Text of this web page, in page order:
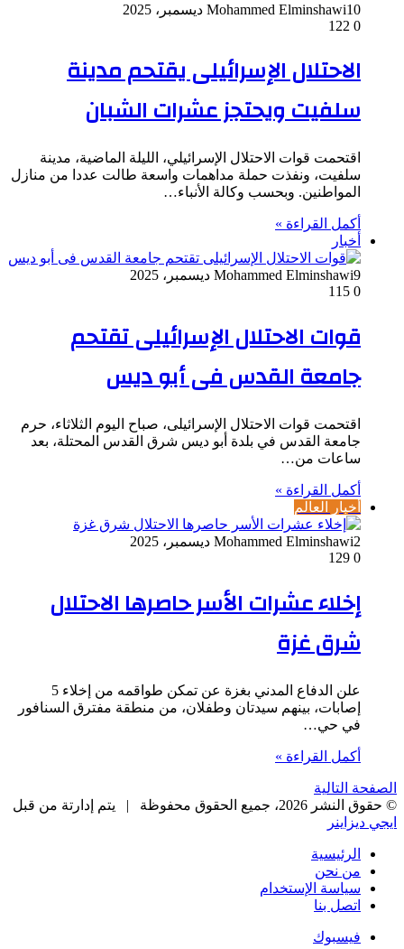
Mohammed Elminshawi10 ديسمبر، 2025
0
الاحتلال الإسرائيلى يقتحم مدينة
سلفيت ويحتجز عشرات الشبان
اقتحمت قوات الاحتلال الإسرائيلي، الليلة الماضية، مدينة
سلفيت، ونفذت حملة مداهمات واسعة طالت عددا من منازل
المواطنين. وبحسب وكالة الأنباء…
أكمل القراءة »
أخبار
Mohammed Elminshawi9 ديسمبر، 2025
0
قوات الاحتلال الإسرائيلى تقتحم
جامعة القدس فى أبو ديس
اقتحمت قوات الاحتلال الإسرائيلى، صباح اليوم الثلاثاء، حرم
جامعة القدس في بلدة أبو ديس شرق القدس المحتلة، بعد
ساعات من…
أكمل القراءة »
أخبار العالم
Mohammed Elminshawi2 ديسمبر، 2025
0
إخلاء عشرات الأسر حاصرها الاحتلال
شرق غزة
علن الدفاع المدني بغزة عن تمكن طواقمه من إخلاء 5
إصابات، بينهم سيدتان وطفلان، من منطقة مفترق السنافور
في حي…
أكمل القراءة »
الصفحة التالية
© حقوق النشر 2026، جميع الحقوق محفوظة |
يتم إدارتة من قبل
ايجي ديزاينر
الرئيسية
من نحن
سياسة الإستخدام
اتصل بنا
فيسبوك